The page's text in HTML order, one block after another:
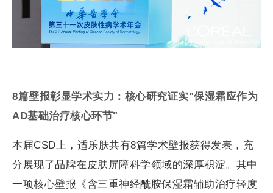
8篇壁报彰显学术实力：核心研究证实"保湿霜应作为
AD基础治疗核心环节"
本届CSD上，适乐肤共有8篇学术壁报获得发表，充
分展现了品牌在皮肤屏障科学领域的深厚积淀。其中
一项核心壁报《含三重神经酰胺保湿霜辅助治疗轻度